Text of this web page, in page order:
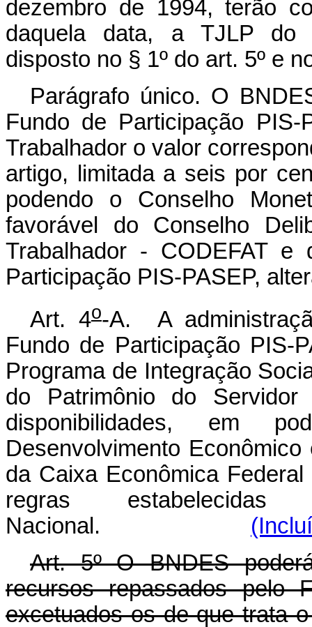
dezembro de 1994, terão
daquela data, a TJLP do
disposto no § 1º do art. 5º e
Parágrafo único. O
Fundo de Participação
Trabalhador o valor
artigo, limitada a seis por
podendo o Conselho
favorável do Conselho
Trabalhador - CODEFAT
Participação PIS-PASEP,
Art. 4o-A. A
Fundo de Participação PIS-
Programa de Integração
do Patrimônio do
disponibilidades, em
Desenvolvimento
da Caixa Econômica
regras
Nacional.
Art. 5º O BNDES
recursos repassados pelo
excetuados os de que trata